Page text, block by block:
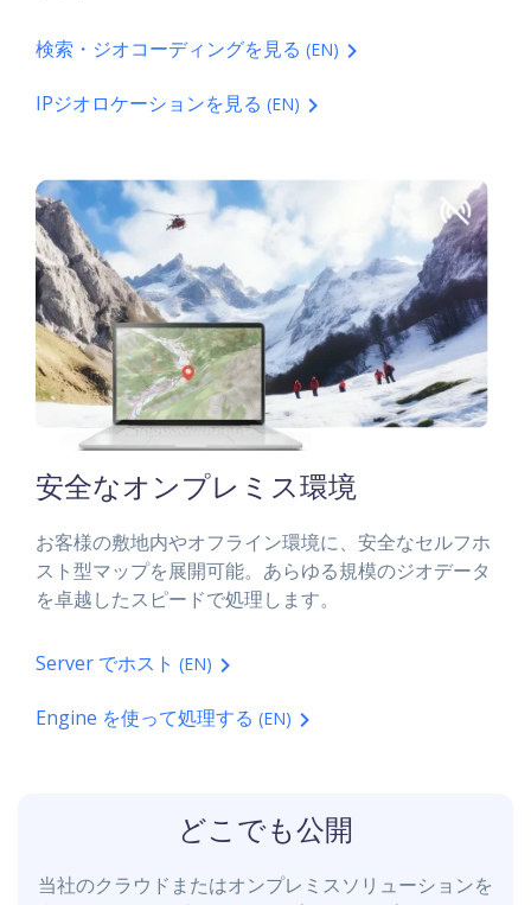
検索・ジオコーディングを見る (EN)
IPジオロケーションを見る (EN)
安全なオンプレミス環境
お客様の敷地内やオフライン環境に、安全なセルフホ
スト型マップを展開可能。あらゆる規模のジオデータ
を卓越したスピードで処理します。
Server でホスト (EN)
Engine を使って処理する (EN)
どこでも公開
当社のクラウドまたはオンプレミスソリューションを